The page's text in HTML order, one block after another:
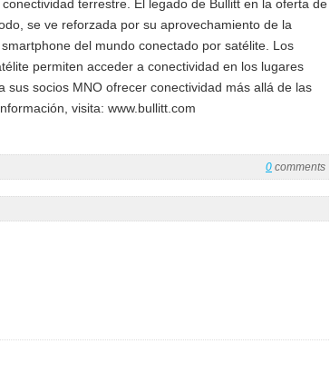
terrestre. El legado de Bullitt en la oferta de
se ve reforzada por su aprovechamiento de la
del mundo conectado por satélite. Los
permiten acceder a conectividad en los lugares
socios MNO ofrecer conectividad más allá de las
visita: www.bullitt.com
0 comments